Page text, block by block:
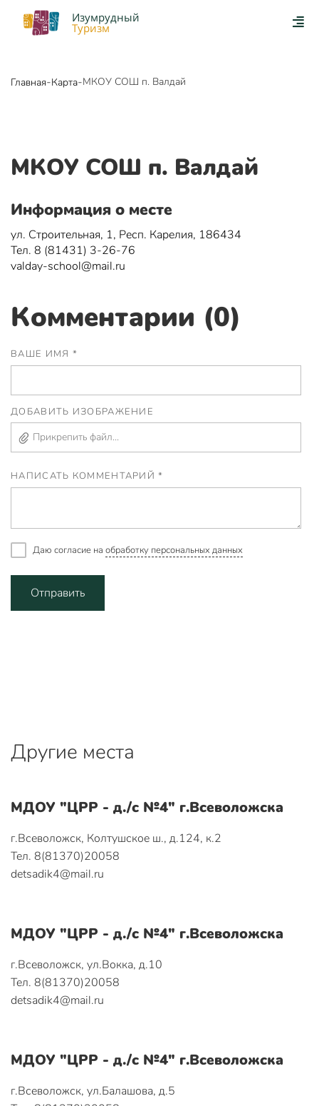
Изумрудный
Туризм
Главная-Карта-МКОУ СОШ п. Валдай
МКОУ СОШ п. Валдай
Информация о месте
ул. Строительная, 1, Респ. Карелия, 186434
Тел. 8 (81431) 3-26-76
valday-school@mail.ru
Комментарии (0)
ВАШЕ ИМЯ *
ДОБАВИТЬ ИЗОБРАЖЕНИЕ
Прикрепить файл...
НАПИСАТЬ КОММЕНТАРИЙ *
Даю согласие на обработку персональных данных
Отправить
Другие места
МДОУ "ЦРР - д./с №4" г.Всеволожска
г.Всеволожск, Колтушское ш., д.124, к.2
Тел. 8(81370)20058
detsadik4@mail.ru
МДОУ "ЦРР - д./с №4" г.Всеволожска
г.Всеволожск, ул.Вокка, д.10
Тел. 8(81370)20058
detsadik4@mail.ru
МДОУ "ЦРР - д./с №4" г.Всеволожска
г.Всеволожск, ул.Балашова, д.5